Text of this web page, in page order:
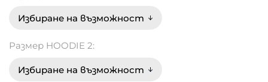
Размер HOODIE 2: